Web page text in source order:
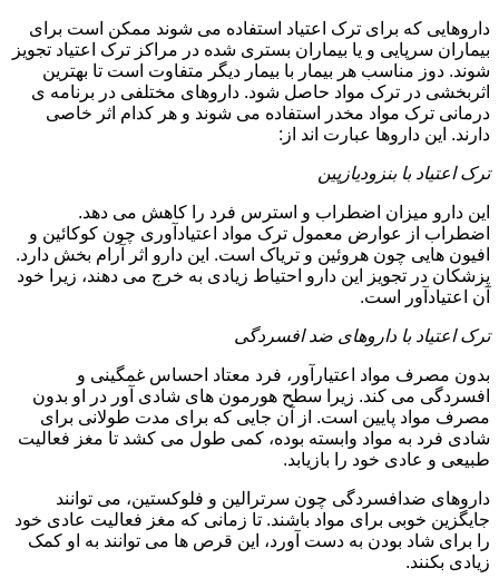
داروهایی که برای ترک اعتیاد استفاده می شوند ممکن است برای
بیماران سرپایی و یا بیماران بستری شده در مراکز ترک اعتیاد تجویز
شوند. دوز مناسب هر بیمار با بیمار دیگر متفاوت است تا بهترین
اثربخشی در ترک مواد حاصل شود. داروهای مختلفی در برنامه ی
درمانی ترک مواد مخدر استفاده می شوند و هر کدام اثر خاصی
دارند. این داروها عبارت اند از:
ترک اعتیاد با بنزودیازپین
این دارو میزان اضطراب و استرس فرد را کاهش می دهد.
اضطراب از عوارض معمول ترک مواد اعتیادآوری چون کوکائین و
افیون هایی چون هروئین و تریاک است. این دارو اثر آرام بخش دارد.
پزشکان در تجویز این دارو احتیاط زیادی به خرج می دهند، زیرا خود
آن اعتیادآور است.
ترک اعتیاد با داروهای ضد افسردگی
بدون مصرف مواد اعتیارآور، فرد معتاد احساس غمگینی و
افسردگی می کند. زیرا سطح هورمون های شادی آور در او بدون
مصرف مواد پایین است. از آن جایی که برای مدت طولانی برای
شادی فرد به مواد وابسته بوده، کمی طول می کشد تا مغز فعالیت
طبیعی و عادی خود را بازیابد.
داروهای ضدافسردگی چون سرترالین و فلوکستین، می توانند
جایگزین خوبی برای مواد باشند. تا زمانی که مغز فعالیت عادی خود
را برای شاد بودن به دست آورد، این قرص ها می توانند به او کمک
زیادی بکنند.